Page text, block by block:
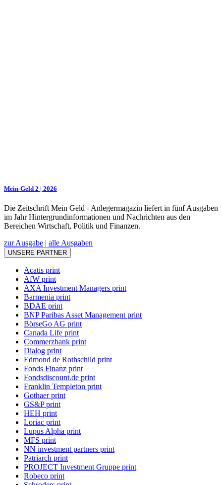
Mein-Geld 2 | 2026
Die Zeitschrift Mein Geld - Anlegermagazin liefert in fünf Ausgaben
im Jahr Hintergrundinformationen und Nachrichten aus den
Bereichen Wirtschaft, Politik und Finanzen.
zur Ausgabe | alle Ausgaben
UNSERE PARTNER
Acatis print
AfW print
AXA Investment Managers print
Barmenia print
BDAE print
BNP Paribas Asset Management print
BörseGo AG print
Canada Life print
Commerzbank print
Dialog print
Edmond de Rothschild print
Fonds Finanz print
Fondsdiscount.de print
Franklin Templeton print
Gothaer print
GS&P print
HEH print
Loriac print
Lupus Alpha print
MFS print
NN investment partners print
Patriarch print
PROJECT Investment Gruppe print
Robeco print